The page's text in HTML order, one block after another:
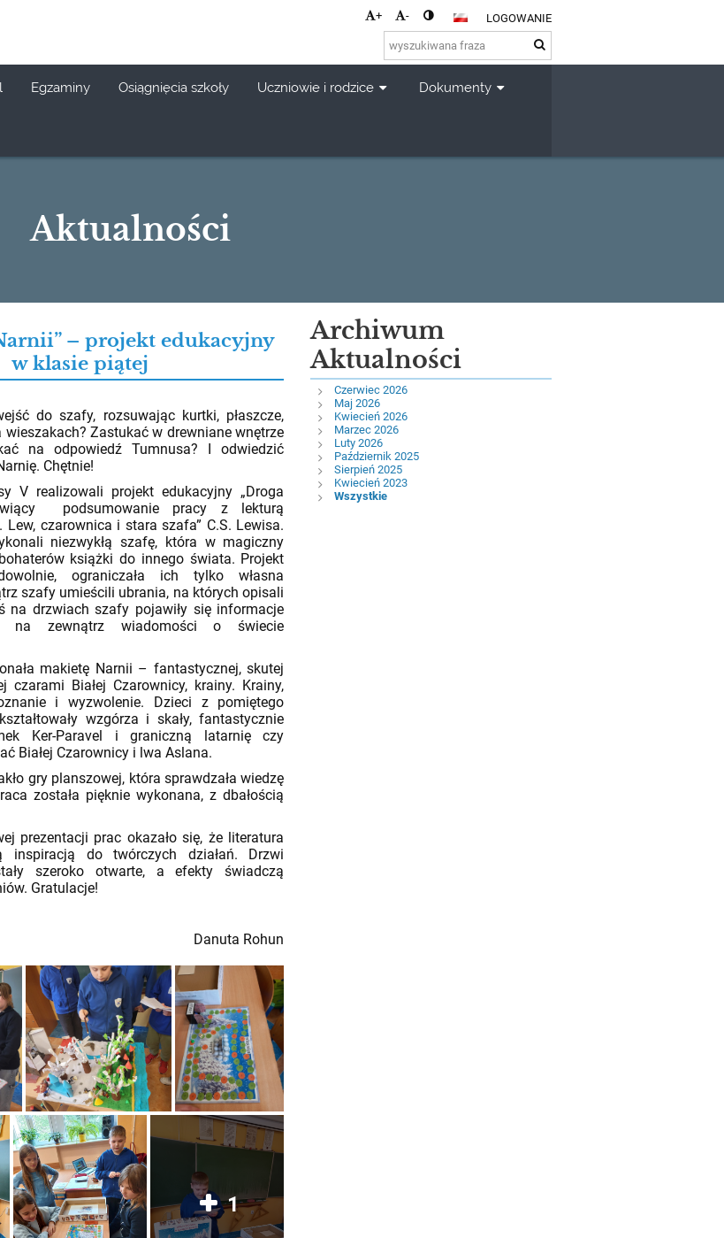
+ - LOGOWANIE
Egzaminy Osiągnięcia szkoły Uczniowie i rodzice Dokumenty
Aktualności
– projekt edukacyjny
w klasie piątej
do szafy, rozsuwając kurtki, płaszcze,
Zastukać w drewniane wnętrze
na odpowiedź Tumnusa? I odwiedzić
Chętnie!
realizowali projekt edukacyjny „Droga
podsumowanie pracy z lekturą
Lew, czarownica i stara szafa” C.S. Lewisa.
niezwykłą szafę, która w magiczny
książki do innego świata. Projekt
ograniczała ich tylko własna
szafy umieścili ubrania, na których opisali
na drzwiach szafy pojawiły się informacje
na zewnątrz wiadomości o świecie
makietę Narnii – fantastycznej, skutej
czarami Białej Czarownicy, krainy. Krainy,
i wyzwolenie. Dzieci z pomiętego
wzgórza i skały, fantastycznie
Ker-Paravel i graniczną latarnię czy
Białej Czarownicy i lwa Aslana.
gry planszowej, która sprawdzała wiedzę
została pięknie wykonana, z dbałością
prezentacji prac okazało się, że literatura
inspiracją do twórczych działań. Drzwi
szeroko otwarte, a efekty świadczą
Gratulacje!
Danuta Rohun
1
Archiwum
Aktualności
Czerwiec 2026
Maj 2026
Kwiecień 2026
Marzec 2026
Luty 2026
Październik 2025
Sierpień 2025
Kwiecień 2023
Wszystkie